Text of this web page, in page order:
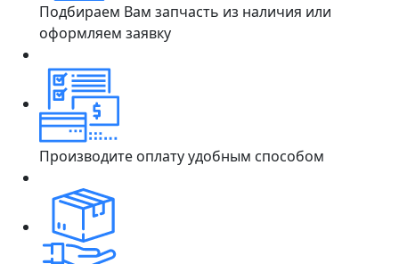
Подбираем Вам запчасть из наличия или
оформляем заявку
Производите оплату удобным способом